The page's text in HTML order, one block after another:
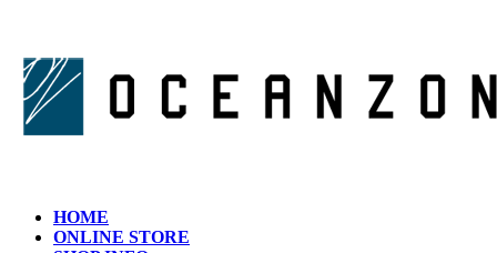
テ
ン
へ
ゲ
ー
ョ
HOME
ONLINE STORE